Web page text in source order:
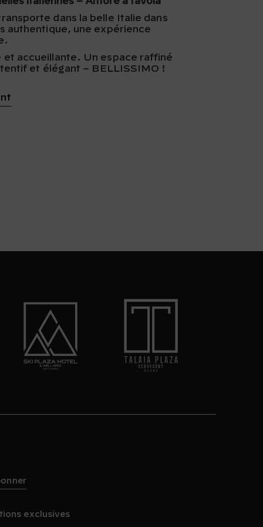
dans la belle Italie dans
authentique, une expérience
et accueillante. Un espace raffiné
et élégant – BELLISSIMO !
exclusives